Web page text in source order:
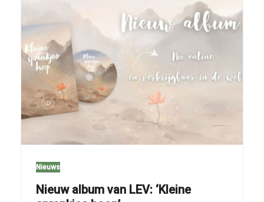
Nieuws
Nieuw album van LEV: ‘Kleine